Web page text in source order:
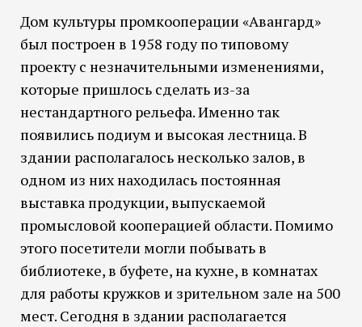
Дом культуры промкооперации «Авангард»
был построен в 1958 году по типовому
проекту с незначительными изменениями,
которые пришлось сделать из-за
нестандартного рельефа. Именно так
появились подиум и высокая лестница. В
здании располагалось несколько залов, в
одном из них находилась постоянная
выставка продукции, выпускаемой
промысловой кооперацией области. Помимо
этого посетители могли побывать в
библиотеке, в буфете, на кухне, в комнатах
для работы кружков и зрительном зале на 500
мест. Сегодня в здании располагается